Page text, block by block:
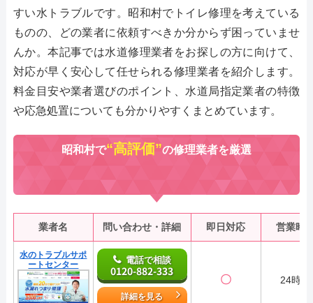
すい水トラブルです。昭和村でトイレ修理を考えている
ものの、どの業者に依頼すべきか分からず困っていませ
んか。本記事では水道修理業者をお探しの方に向けて、
対応が早く安心して任せられる修理業者を紹介します。
料金目安や業者選びのポイント、水道局指定業者の特徴
や応急処置についても分かりやすくまとめています。
昭和村で“高評価”の修理業者を厳選
業者名 問い合わせ・詳細 即日対応 営業時
水のトラブルサポ
ートセンター
電話で相談
0120-882-333
詳細を見る
〇 24時間